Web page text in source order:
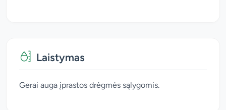
Laistymas
Gerai auga įprastos drėgmės sąlygomis.